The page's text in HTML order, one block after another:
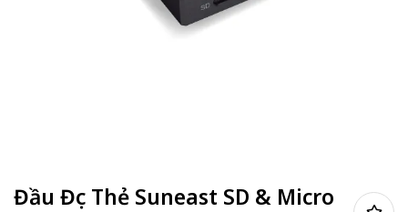
Đầu Đọc Thẻ Suneast SD & Micro